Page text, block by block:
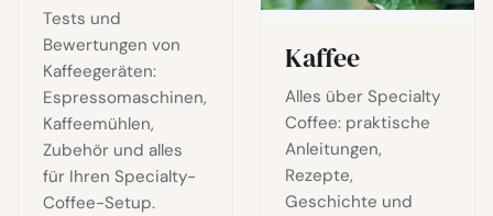
Tests und
Bewertungen von
Kaffeegeräten:
Espressomaschinen,
Kaffeemühlen,
Zubehör und alles
für Ihren Specialty-
Coffee-Setup.
Kaffee
Alles über Specialty
Coffee: praktische
Anleitungen,
Rezepte,
Geschichte und